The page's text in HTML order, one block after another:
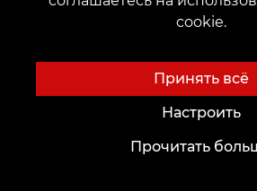
cookie.
Принять всё
Настроить
Прочитать